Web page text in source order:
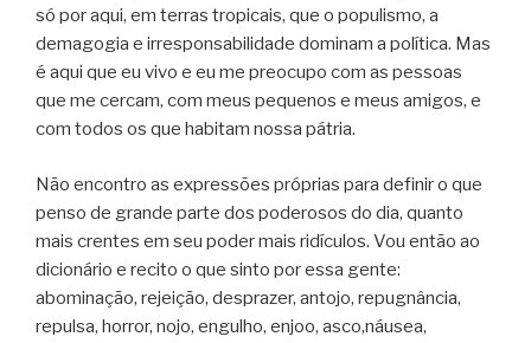
só por aqui, em terras tropicais, que o populismo, a
demagogia e irresponsabilidade dominam a política. Mas
é aqui que eu vivo e eu me preocupo com as pessoas
que me cercam, com meus pequenos e meus amigos, e
com todos os que habitam nossa pátria.
Não encontro as expressões próprias para definir o que
penso de grande parte dos poderosos do dia, quanto
mais crentes em seu poder mais ridículos. Vou então ao
dicionário e recito o que sinto por essa gente:
abominação, rejeição, desprazer, antojo, repugnância,
repulsa, horror, nojo, engulho, enjoo, asco,náusea,